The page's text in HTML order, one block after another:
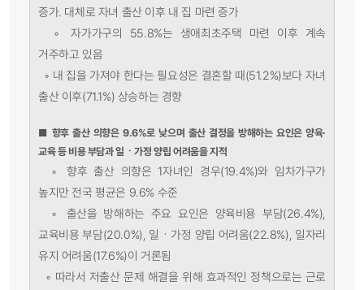
증가. 대체로 자녀 출산 이후 내 집 마련 증가
◦ 자가가구의 55.8%는 생애최초주택 마련 이후 계속
거주하고 있음
◦ 내 집을 가져야 한다는 필요성은 결혼할 때(51.2%)보다 자녀
출산 이후(71.1%) 상승하는 경향
■ 향후 출산 의향은 9.6%로 낮으며 출산 결정을 방해하는 요인은 양육·
교육 등 비용 부담과 일ㆍ가정 양립 어려움을 지적
◦ 향후 출산 의향은 1자녀인 경우(19.4%)와 임차가구가
높지만 전국 평균은 9.6% 수준
◦ 출산을 방해하는 주요 요인은 양육비용 부담(26.4%),
교육비용 부담(20.0%), 일ㆍ가정 양립 어려움(22.8%), 일자리
유지 어려움(17.6%)이 거론됨
◦ 따라서 저출산 문제 해결을 위해 효과적인 정책으로는 근로